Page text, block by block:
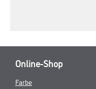
Online-Shop
Farbe